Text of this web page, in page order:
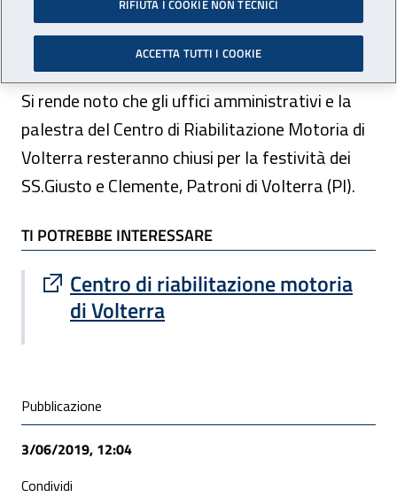
gli uffici amministrativi e la palestra del Centro
di Riabilitazione Motoria di Volterra (PI).
Si rende noto che gli uffici amministrativi e la
palestra del Centro di Riabilitazione Motoria di
Volterra resteranno chiusi per la festività dei
SS.Giusto e Clemente, Patroni di Volterra (PI).
TI POTREBBE INTERESSARE
TI POTREBBE INTERESSARE
Centro di riabilitazione motoria
di Volterra
Sito esterno : apre una nuova finestra
Condivisione social
Pubblicazione
3/06/2019, 12:04
Condividi
RIFIUTA I COOKIE NON TECNICI
ACCETTA TUTTI I COOKIE